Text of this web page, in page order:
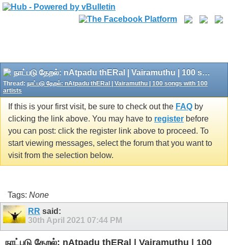
நாட்படு தேறல்: nAtpadu thERal | Vairamuthu | 100 songs with 100 artists
Thread: நாட்படு தேறல்: nAtpadu thERal | Vairamuthu | 100 songs with 100
artists
If this is your first visit, be sure to check out the FAQ by
clicking the link above. You may have to register before
you can post: click the register link above to proceed. To
start viewing messages, select the forum that you want to
visit from the selection below.
Tags: None
RR said:
30th April 2021 07:44 PM
நாட்படு தேறல்: nAtpadu thERal | Vairamuthu | 100